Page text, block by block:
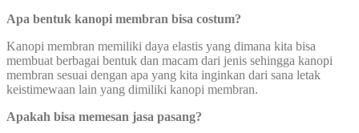
Apa bentuk kanopi membran bisa costum?
Kanopi membran memiliki daya elastis yang dimana kita bisa
membuat berbagai bentuk dan macam dari jenis sehingga kanopi
membran sesuai dengan apa yang kita inginkan dari sana letak
keistimewaan lain yang dimiliki kanopi membran.
Apakah bisa memesan jasa pasang?